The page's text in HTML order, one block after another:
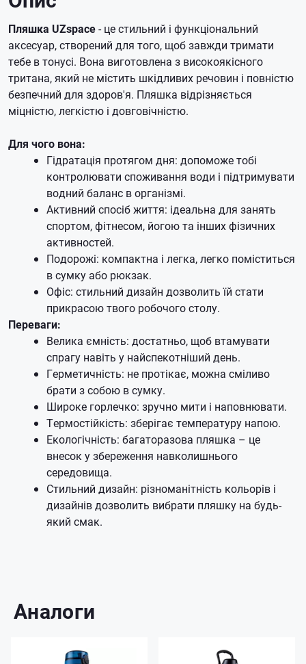
Пляшка UZspace- це стильний і функціональний
аксесуар, створений для того, щоб завжди тримати
тебе в тонусі. Вона виготовлена з високоякісного
тритана, який не містить шкідливих речовин і повністю
безпечний для здоров'я. Пляшка відрізняється
міцністю, легкістю і довговічністю.
Для чого вона:
Гідратація протягом дня: допоможе тобі
контролювати споживання води і підтримувати
водний баланс в організмі.
Активний спосіб життя: ідеальна для занять
спортом, фітнесом, йогою та інших фізичних
активностей.
Подорожі: компактна і легка, легко поміститься
в сумку або рюкзак.
Офіс: стильний дизайн дозволить їй стати
прикрасою твого робочого столу.
Переваги:
Велика ємність: достатньо, щоб втамувати
спрагу навіть у найспекотніший день.
Герметичність: не протікає, можна сміливо
брати з собою в сумку.
Широке горлечко: зручно мити і наповнювати.
Термостійкість: зберігає температуру напою.
Екологічність: багаторазова пляшка – це
внесок у збереження навколишнього
середовища.
Стильний дизайн: різноманітність кольорів і
дизайнів дозволить вибрати пляшку на будь-
який смак.
Аналоги